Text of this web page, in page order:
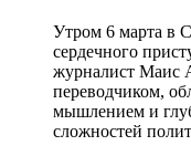
Утром 6 марта в
сердечного
журналист Маис
переводчиком,
мышлением и
сложностей